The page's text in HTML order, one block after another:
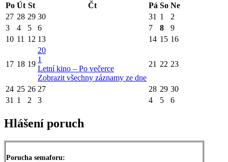
Po Út St Čt Pá So Ne
27 28 29 30 31 1
2
3
4 5 6 7 8
9
10 11 12 13 14 15 16
17 18 19
20
1
Letní kino – Po večerce
Zobrazit všechny záznamy ze dne
21 22 23
24 25 26 27 28 29 30
31 1 2 3 4 5 6
Hlášení poruch
Porucha semaforu: